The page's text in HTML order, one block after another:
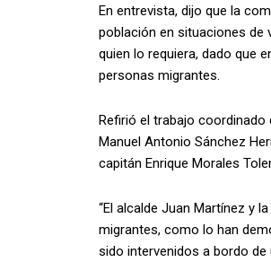
En entrevista, dijo que la
población en situaciones de
quien lo requiera, dado que
personas migrantes.
Refirió el trabajo coordinado
Manuel Antonio Sánchez
capitán Enrique Morales
“El alcalde Juan Martínez y
migrantes, como lo han
sido intervenidos a bordo